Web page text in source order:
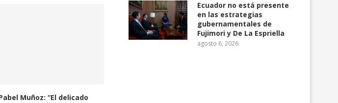
Muñoz: “El delicado
Ecuador no está presente
en las estrategias
gubernamentales de
Fujimori y De La Espriella
agosto 6, 2026